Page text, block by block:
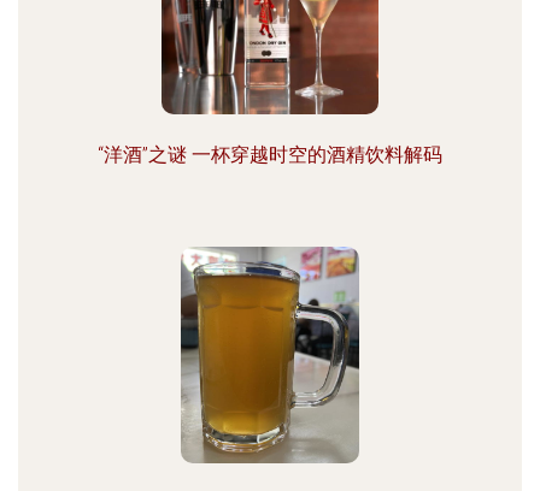
“洋酒”之谜 一杯穿越时空的酒精饮料解码